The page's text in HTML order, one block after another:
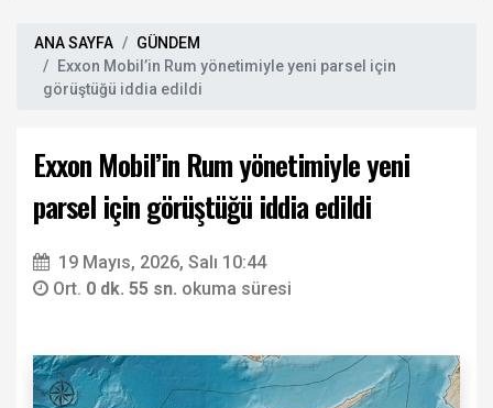
ANA SAYFA
GÜNDEM
Exxon Mobil’in Rum yönetimiyle yeni parsel için
görüştüğü iddia edildi
Exxon Mobil’in Rum yönetimiyle yeni
parsel için görüştüğü iddia edildi
19 Mayıs, 2026, Salı 10:44
Ort. 0 dk. 55 sn. okuma süresi